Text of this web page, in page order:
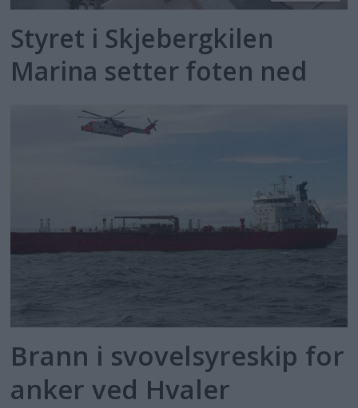
Styret i Skjebergkilen
Marina setter foten ned
Brann i svovelsyreskip for
anker ved Hvaler